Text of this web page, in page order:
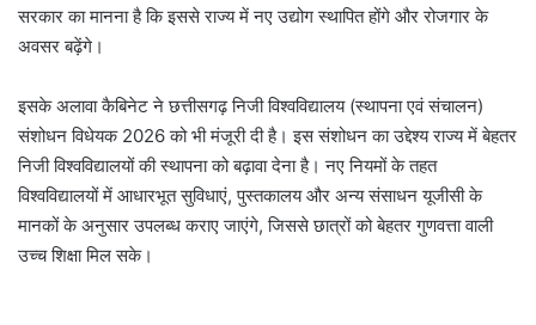
सरकार का मानना है कि इससे राज्य में नए उद्योग स्थापित होंगे और रोजगार के
अवसर बढ़ेंगे।
इसके अलावा कैबिनेट ने छत्तीसगढ़ निजी विश्वविद्यालय (स्थापना एवं संचालन)
संशोधन विधेयक 2026 को भी मंजूरी दी है। इस संशोधन का उद्देश्य राज्य में बेहतर
निजी विश्वविद्यालयों की स्थापना को बढ़ावा देना है। नए नियमों के तहत
विश्वविद्यालयों में आधारभूत सुविधाएं, पुस्तकालय और अन्य संसाधन यूजीसी के
मानकों के अनुसार उपलब्ध कराए जाएंगे, जिससे छात्रों को बेहतर गुणवत्ता वाली
उच्च शिक्षा मिल सके।